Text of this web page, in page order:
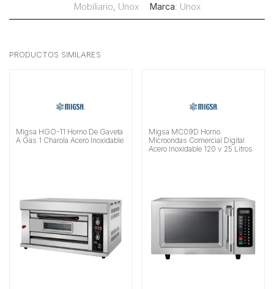
Mobiliario, Unox Marca: Unox
PRODUCTOS SIMILARES
Migsa HGO-11 Horno De Gaveta
A Gas 1 Charola Acero Inoxidable
Migsa MC09D Horno
Microondas Comercial Digital
Acero Inoxidable 120 v 25 Litros